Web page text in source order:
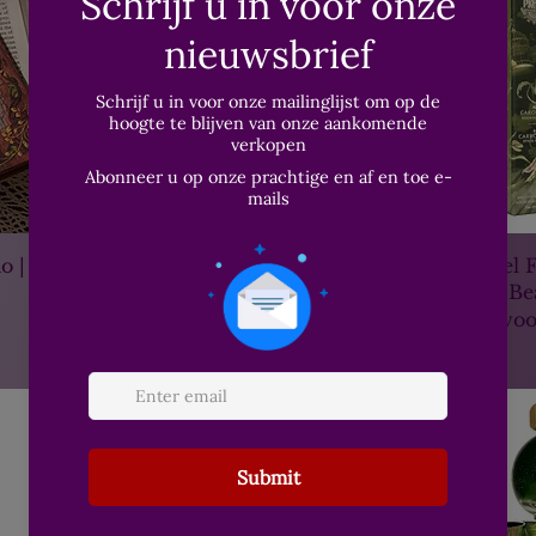
|
Carousel fountain pen: Poison
Niet op voorraad
Carrousel
Brilliant
Niet op